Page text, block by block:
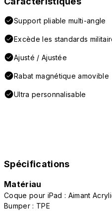
Support pliable multi-angle
Excède les standards
Ajusté / Ajustée
Rabat magnétique amovible
Ultra personnalisable
Spécifications
Matériau
Coque pour iPad : Aimant
Bumper : TPE